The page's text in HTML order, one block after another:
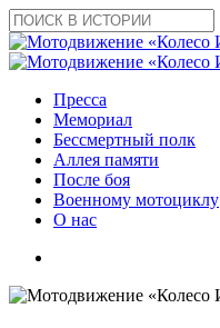
Skip
to
main
Close
Search
search
Menu
Пресса
Мемориал
Бессмертный полк
Аллея памяти
После боя
Военному мотоциклу
О нас